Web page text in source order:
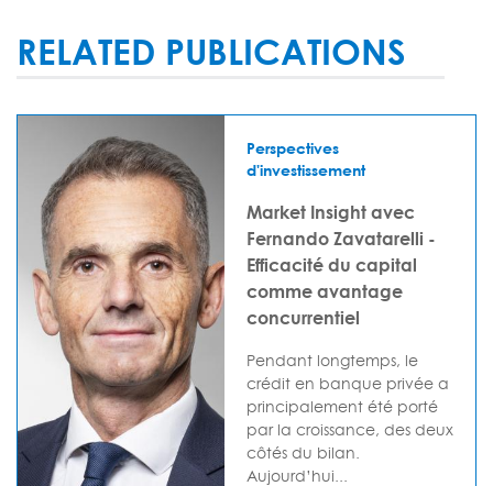
RELATED PUBLICATIONS
Perspectives
d'investissement
Market Insight avec
Fernando Zavatarelli -
Efficacité du capital
comme avantage
concurrentiel
Pendant longtemps, le
crédit en banque privée a
principalement été porté
par la croissance, des deux
côtés du bilan.
Aujourd’hui...